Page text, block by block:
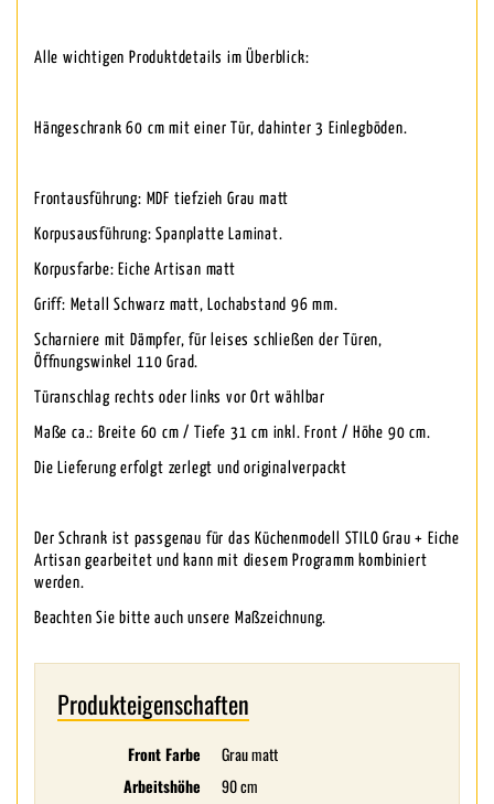
Alle wichtigen Produktdetails im Überblick:
Hängeschrank 60 cm mit einer Tür, dahinter 3 Einlegböden.
Frontausführung: MDF tiefzieh Grau matt
Korpusausführung: Spanplatte Laminat.
Korpusfarbe: Eiche Artisan matt
Griff: Metall Schwarz matt, Lochabstand 96 mm.
Scharniere mit Dämpfer, für leises schließen der Türen,
Öffnungswinkel 110 Grad.
Türanschlag rechts oder links vor Ort wählbar
Maße ca.: Breite 60 cm / Tiefe 31 cm inkl. Front / Höhe 90 cm.
Die Lieferung erfolgt zerlegt und originalverpackt
Der Schrank ist passgenau für das Küchenmodell STILO Grau + Eiche
Artisan gearbeitet und kann mit diesem Programm kombiniert
werden.
Beachten Sie bitte auch unsere Maßzeichnung.
Produkteigenschaften
Front Farbe
Grau matt
Arbeitshöhe
90 cm